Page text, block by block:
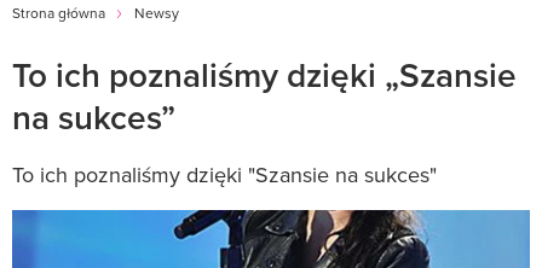
Strona główna Newsy
To ich poznaliśmy dzięki „Szansie
na sukces”
To ich poznaliśmy dzięki "Szansie na sukces"